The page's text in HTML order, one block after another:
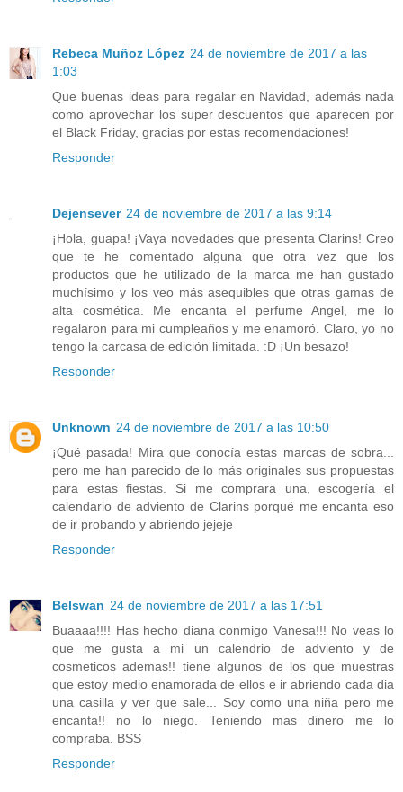
Rebeca Muñoz López 24 de noviembre de 2017 a las
1:03
Que buenas ideas para regalar en Navidad, además nada
como aprovechar los super descuentos que aparecen por
el Black Friday, gracias por estas recomendaciones!
Responder
Dejensever 24 de noviembre de 2017 a las 9:14
¡Hola, guapa! ¡Vaya novedades que presenta Clarins! Creo
que te he comentado alguna que otra vez que los
productos que he utilizado de la marca me han gustado
muchísimo y los veo más asequibles que otras gamas de
alta cosmética. Me encanta el perfume Angel, me lo
regalaron para mi cumpleaños y me enamoró. Claro, yo no
tengo la carcasa de edición limitada. :D ¡Un besazo!
Responder
Unknown 24 de noviembre de 2017 a las 10:50
¡Qué pasada! Mira que conocía estas marcas de sobra...
pero me han parecido de lo más originales sus propuestas
para estas fiestas. Si me comprara una, escogería el
calendario de adviento de Clarins porqué me encanta eso
de ir probando y abriendo jejeje
Responder
Belswan 24 de noviembre de 2017 a las 17:51
Buaaaa!!!! Has hecho diana conmigo Vanesa!!! No veas lo
que me gusta a mi un calendrio de adviento y de
cosmeticos ademas!! tiene algunos de los que muestras
que estoy medio enamorada de ellos e ir abriendo cada dia
una casilla y ver que sale... Soy como una niña pero me
encanta!! no lo niego. Teniendo mas dinero me lo
compraba. BSS
Responder